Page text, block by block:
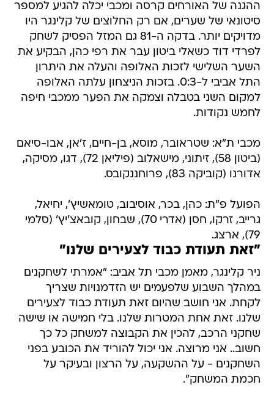
ההגנה של האורחים קרסה ומכבי יכלה להגיע למספר
סיטונאי של שערים, אם רק החלוצים של קלינגר היו
מדויקים יותר. בדקה ה-81 גם המזל הפסיק לשחק
לפרדי דוד כשאלי ביטון עבר את רפי כהן, הבקיע את
השער השלישי לזכות האלופה והעלה את היתרון
התל אביבי ל-0:3. בזכות הניצחון עלתה האלופה
למקום השני בטבלה וצמקה את הפער ממכבי חיפה
לחמש נקודות.
מכבי ת"א: שטראובר, מוסא, בן-חיים, ז'אן, אבו-סיאם
(ביטון 58), זיתוני, מישאלוב (פיליאן 72), דגו, מסיקה,
אדורנו (קוביקה 83), פרוחננקובס.
הפועל פ"ת: כהן, בכר, אוסיבוב, טומאשיץ', יחיאל,
גרייב, זרקו, חסן (אדרי 70), שבחון, קובאצ'יץ' (סלמי
79), ארצג.
"זאת תעודת כבוד לצעירים שלנו"
ניר קלינגר, מאמן מכבי תל אביב: "אמרתי לשחקנים
במהלך השבוע שלפעמים יש הזדמנויות שצריך
לקחת. אני חושב שהיום זאת תעודת כבוד לצעירים
שלנו. זאת אחת המטרות שלנו. בלי חמישה או שישה
שחקני הרכב, להכין את הקבוצה למשחק כל כך
חשוב.. אני מרוצה. אני יכול להוריד את הכובע בפני
השחקנים - על ההשקעה, על הרצון ובעיקר על
חכמת המשחק".